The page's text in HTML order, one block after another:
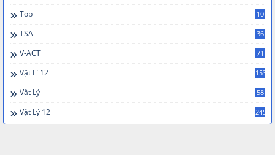
Top 10
TSA 36
V-ACT 71
Vật Lí 12 153
Vật Lý 58
Vật Lý 12 245